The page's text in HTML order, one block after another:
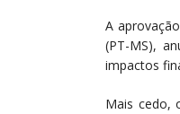
A
(PT-MS),
impactos
Mais cedo,